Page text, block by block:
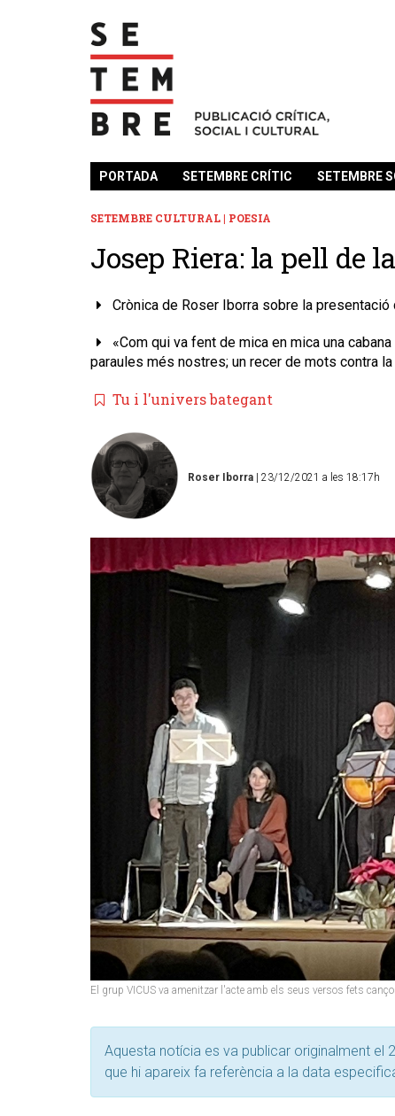
PORTADA SETEMBRE CRÍTIC SETEMBRE
SETEMBRE CULTURAL | POESIA
Josep Riera: la pell de
Crònica de Roser Iborra sobre la
«Com qui va fent de mica en mica una
paraules més nostres; un recer de mots contra
Tu i l'univers bategant
Roser Iborra | 23/12/2021 a les 18:17h
El grup VICUS va amenitzar l'acte amb els seus versos fets
Aquesta notícia es va publicar originalment el
que hi apareix fa referència a la data